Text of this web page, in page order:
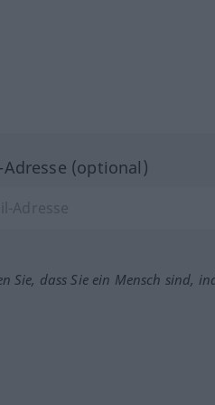
(optional)
Sie, dass Sie ein Mensch sind,